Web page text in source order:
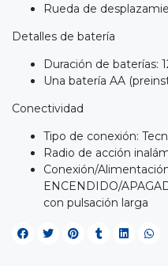
Rueda de
Detalles de batería
Duración de baterías:
Una batería AA
Conectividad
Tipo de conexión:
Radio de acción
Conexión/
ENCENDIDO/
con pulsación larga